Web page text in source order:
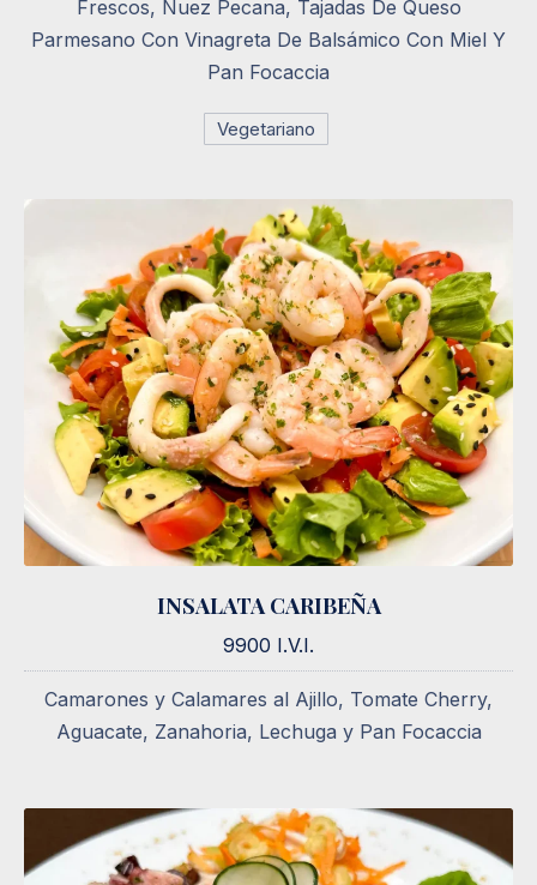
Frescos, Nuez Pecana, Tajadas De Queso
Parmesano Con Vinagreta De Balsámico Con Miel Y
Pan Focaccia
Vegetariano
INSALATA CARIBEÑA
9900 I.V.I.
Camarones y Calamares al Ajillo, Tomate Cherry,
Aguacate, Zanahoria, Lechuga y Pan Focaccia